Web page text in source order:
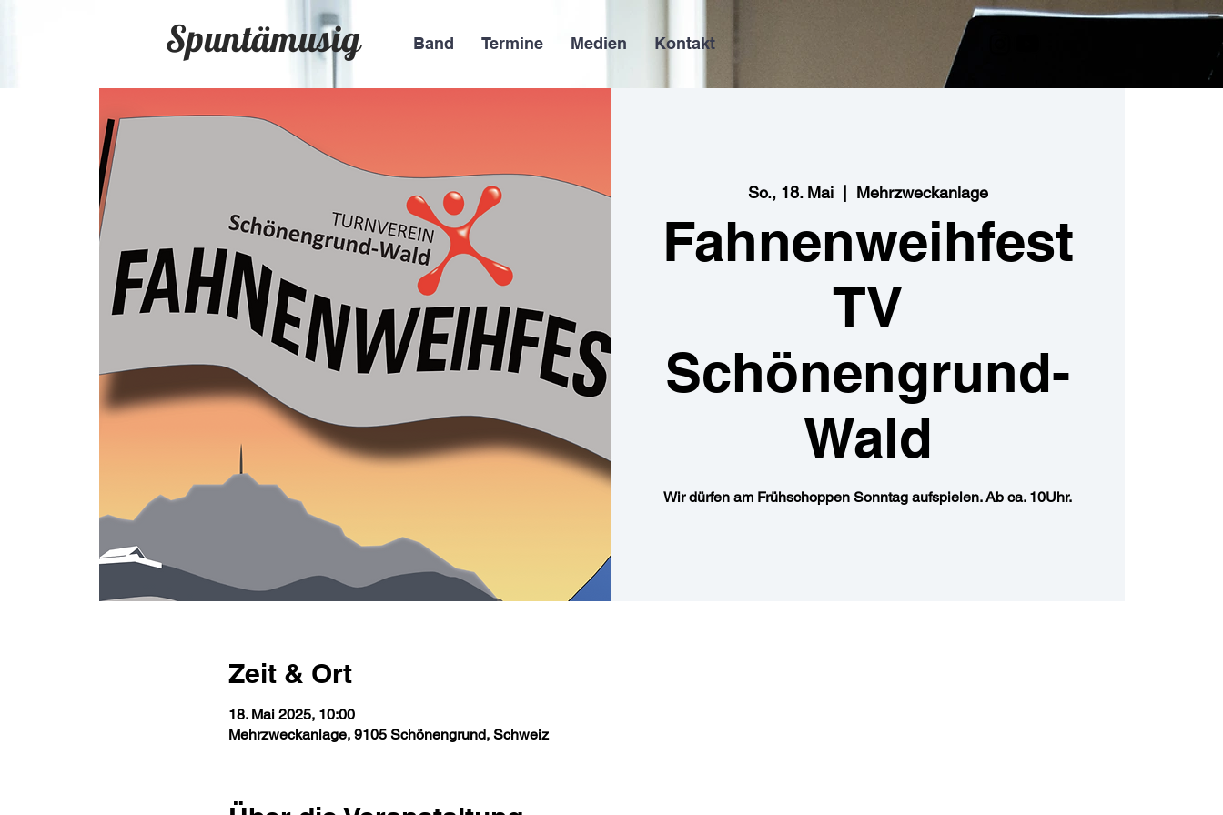
Spuntämusig Band Termine Medien Kontakt
So., 18. Mai
  |
Mehrzweckanlage
Fahnenweihfest
TV
Schönengrund-
Wald
Wir dürfen am Frühschoppen Sonntag aufspielen. Ab ca. 10Uhr.
Zeit & Ort
18. Mai 2025, 10:00
Mehrzweckanlage, 9105 Schönengrund, Schweiz